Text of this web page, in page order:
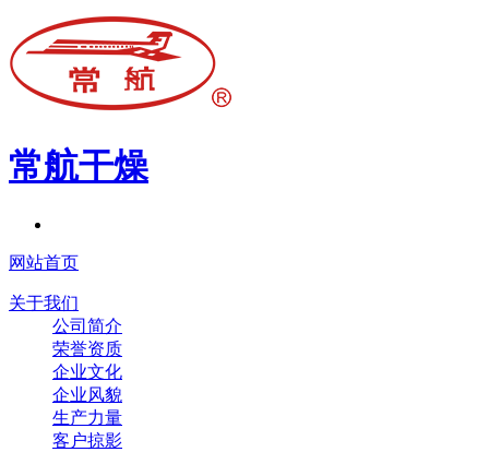
常航干燥
网站首页
关于我们
公司简介
荣誉资质
企业文化
企业风貌
生产力量
客户掠影